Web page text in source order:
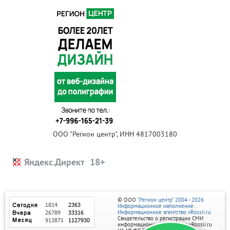
ООО "Регион центр", ИНН 4817003180
Яндекс.Директ
© ООО "Регион центр" 2004 - 2026
Информационное наполнение:
Информационное агентство vRossii.ru
Свидетельство о регистрации СМИ
информационного агентства vRossii.ru